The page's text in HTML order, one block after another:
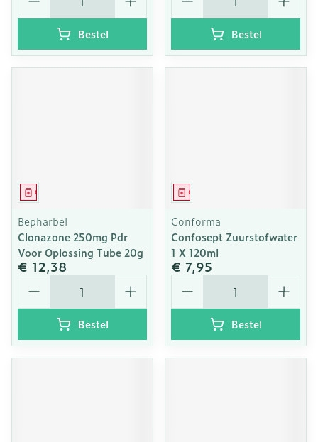
Bestel Bestel
Geneesmiddel
Bepharbel
Clonazone 250mg Pdr
Voor Oplossing Tube 20g
€ 12,38
Aantal
Bestel
Geneesmiddel
Conforma
Confosept Zuurstofwater
1 X 120ml
€ 7,95
Aantal
Bestel